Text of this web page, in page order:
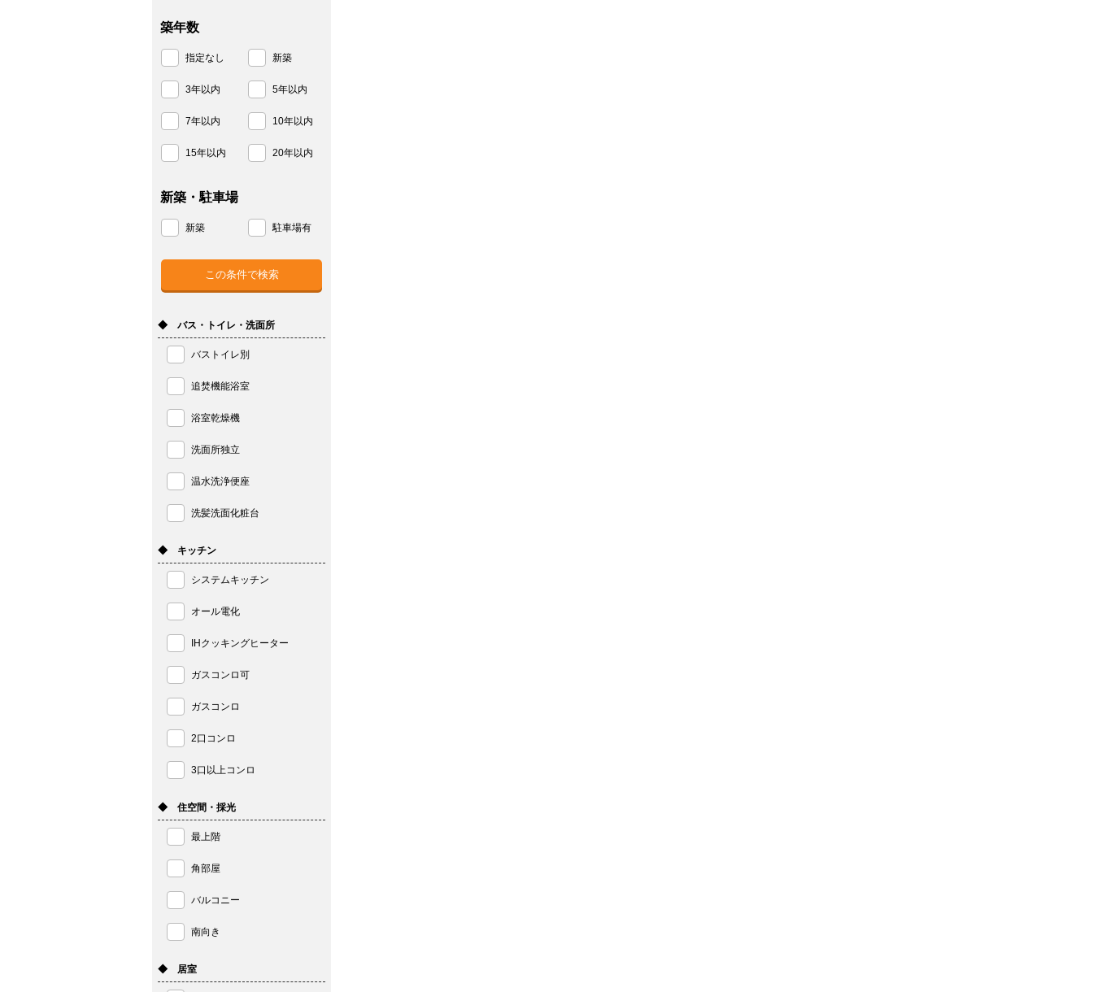
築年数
指定なし 新築
3年以内 5年以内
7年以内 10年以内
15年以内 20年以内
新築・駐車場
新築 駐車場有
◆ バス・トイレ・洗面所
バストイレ別
追焚機能浴室
浴室乾燥機
洗面所独立
温水洗浄便座
洗髪洗面化粧台
◆ キッチン
システムキッチン
オール電化
IHクッキングヒーター
ガスコンロ可
ガスコンロ
2口コンロ
3口以上コンロ
◆ 住空間・採光
最上階
角部屋
バルコニー
南向き
◆ 居室